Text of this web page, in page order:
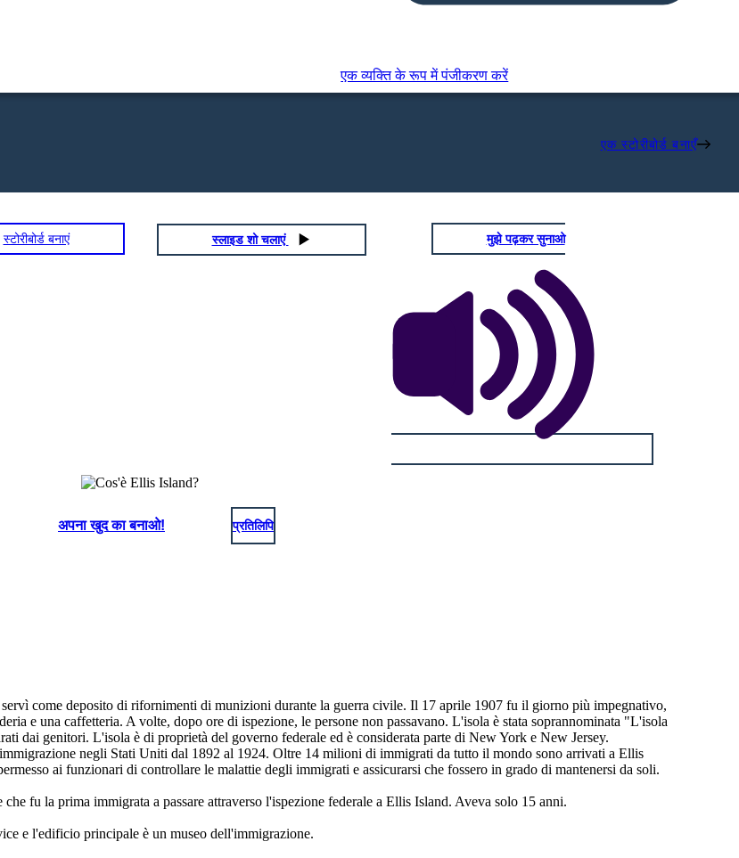
एक व्यक्ति के रूप में पंजीकरण करें
एक स्टोरीबोर्ड बनाएँ
स्टोरीबोर्ड बनाएं स्लाइड शो चलाएं मुझे पढ़कर सुनाओ
अपना खुद का बनाओ! प्रतिलिपि
come deposito di rifornimenti di munizioni durante la guerra civile. Il 17 aprile 1907 fu il giorno più impegnativo,
e una caffetteria. A volte, dopo ore di ispezione, le persone non passavano. L'isola è stata soprannominata "L'isola
dai genitori. L'isola è di proprietà del governo federale ed è considerata parte di New York e New Jersey.
negli Stati Uniti dal 1892 al 1924. Oltre 14 milioni di immigrati da tutto il mondo sono arrivati a Ellis
ai funzionari di controllare le malattie degli immigrati e assicurarsi che fossero in grado di mantenersi da soli.
fu la prima immigrata a passare attraverso l'ispezione federale a Ellis Island. Aveva solo 15 anni.
e l'edificio principale è un museo dell'immigrazione.